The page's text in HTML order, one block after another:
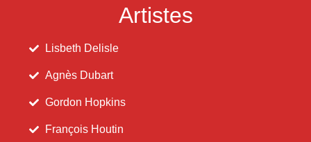
Artistes
Lisbeth Delisle
Agnès Dubart
Gordon Hopkins
François Houtin